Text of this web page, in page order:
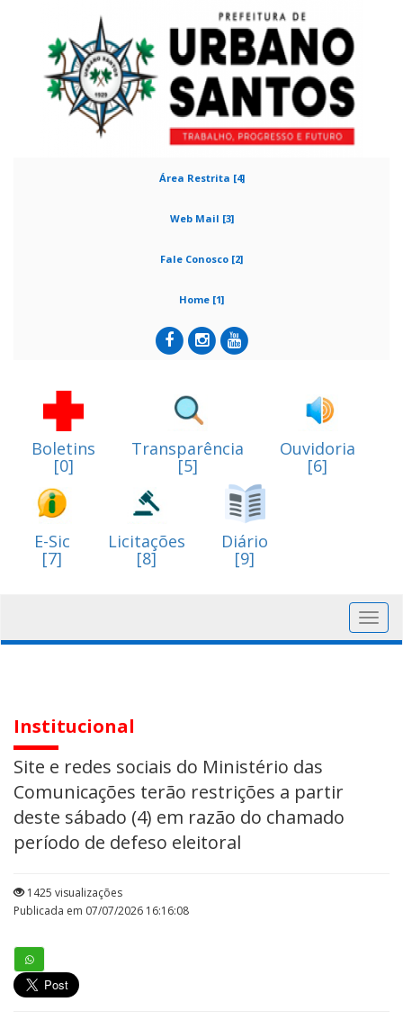
Área Restrita [4]
Web Mail [3]
Fale Conosco [2]
Home [1]
Boletins
[0]
Transparência
[5]
Ouvidoria
[6]
E-Sic
[7]
Licitações
[8]
Diário
[9]
Institucional
Site e redes sociais do Ministério das
Comunicações terão restrições a partir
deste sábado (4) em razão do chamado
período de defeso eleitoral
1425 visualizações
Publicada em 07/07/2026 16:16:08